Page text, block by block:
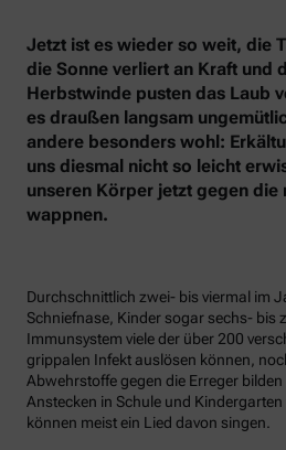
Jetzt ist es wieder so weit, die
die Sonne verliert an Kraft und
Herbstwinde pusten das Laub
es draußen langsam
andere besonders wohl:
uns diesmal nicht so leicht
unseren Körper jetzt gegen die
wappnen.
Durchschnittlich zwei- bis viermal im
Schniefnase, Kinder sogar sechs- bis
Immunsystem viele der über 200
grippalen Infekt auslösen können,
Abwehrstoffe gegen die Erreger
Anstecken in Schule und
können meist ein Lied davon singen.